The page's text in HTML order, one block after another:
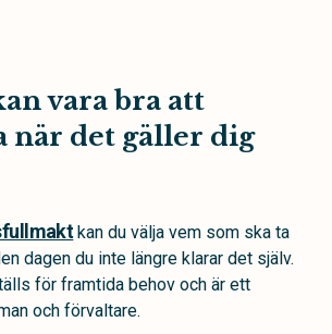
vara bra att
när det gäller dig
kan du välja vem som ska ta
dagen du inte längre klarar det själv.
för framtida behov och är ett
och förvaltare.